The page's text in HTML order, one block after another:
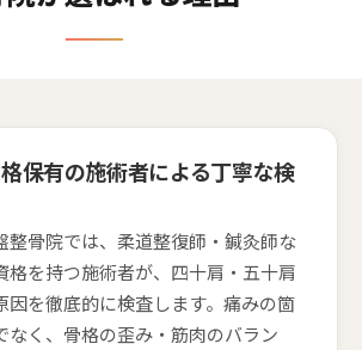
保有の施術者による丁寧な検
整骨院では、柔道整復師・鍼灸師な
格を持つ施術者が、四十肩・五十肩
因を徹底的に検査します。痛みの箇
なく、骨格の歪み・筋肉のバラン